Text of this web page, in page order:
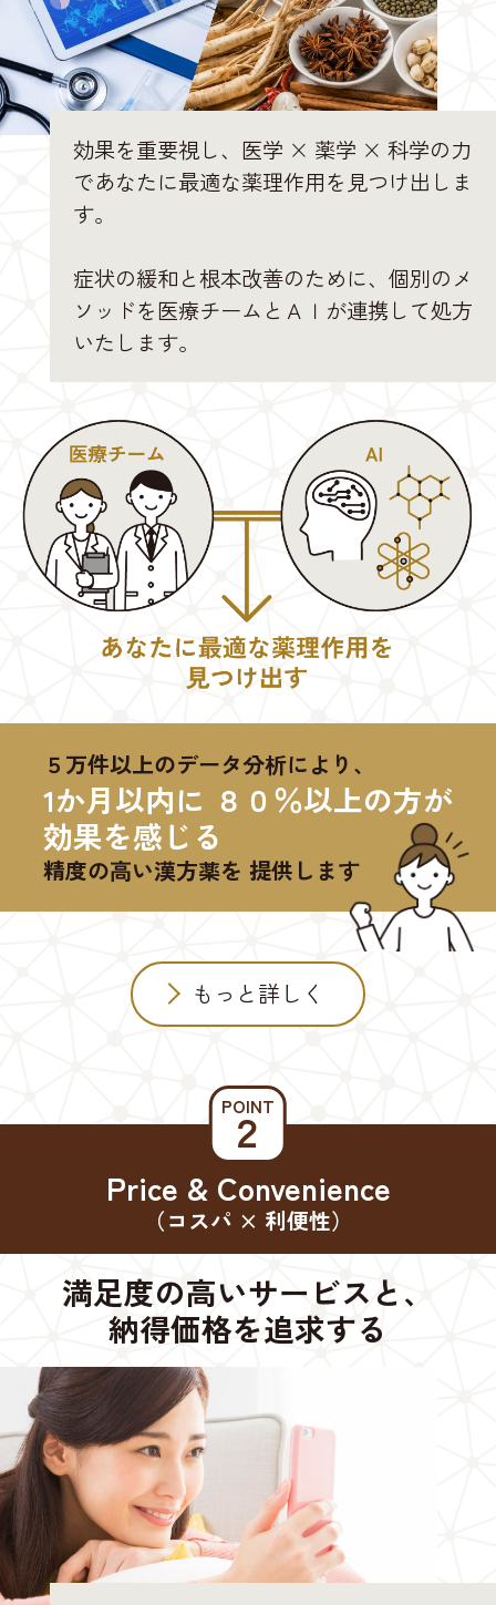
効果を重要視し、医学 × 薬学 × 科学の力
であなたに最適な薬理作用を見つけ出しま
す。
症状の緩和と根本改善のために、個別のメ
ソッドを医療チームとＡＩが連携して処方
いたします。
５万件以上のデータ分析により、
1か月以内に ８０％以上の方が
効果を感じる
精度の高い漢方薬を 提供します
もっと詳しく
POINT
２
Price & Convenience
（コスパ × 利便性）
満足度の高いサービスと、
納得価格を追求する